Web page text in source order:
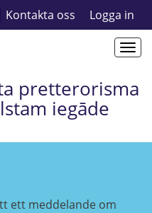
Kontakta oss Logga in
pretterorisma
iegāde
ett meddelande om